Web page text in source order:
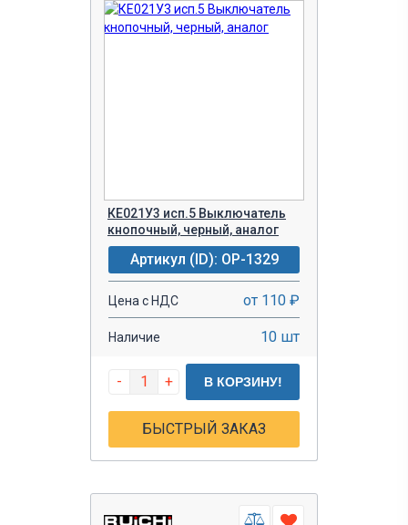
КЕ021У3 исп.5 Выключатель
кнопочный, черный, аналог
Артикул (ID): OP-1329
Цена с НДС от 110 ₽
Наличие 10 шт
- + В КОРЗИНУ!
БЫСТРЫЙ ЗАКАЗ